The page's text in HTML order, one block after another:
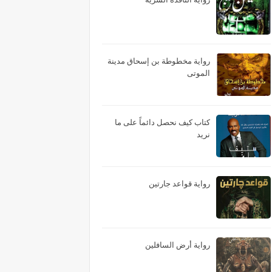
رواية مخطوطة بن إسحاق مدينة
الموتى
كتاب كيف نحصل دائماً على ما
نريد
رواية قواعد جارتين
رواية أرض السافلين